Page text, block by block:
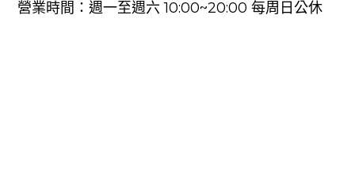
營業時間：週一至週六10:00~20:00 每周日公休